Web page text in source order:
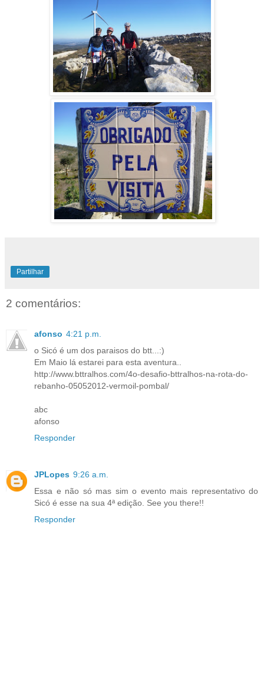
Partilhar
2 comentários:
afonso 4:21 p.m.
o Sicó é um dos paraisos do btt...:)
Em Maio lá estarei para esta aventura..
http://www.bttralhos.com/4o-desafio-bttralhos-na-rota-do-
rebanho-05052012-vermoil-pombal/
abc
afonso
Responder
JPLopes 9:26 a.m.
Essa e não só mas sim o evento mais representativo do
Sicó é esse na sua 4ª edição. See you there!!
Responder